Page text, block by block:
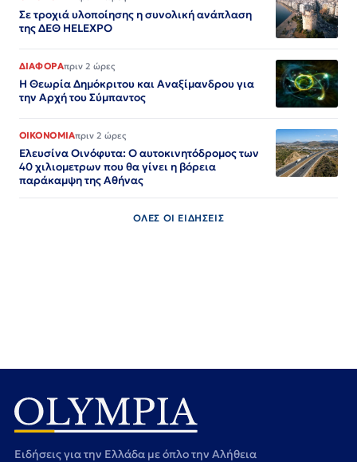
Σε τροχιά υλοποίησης η συνολική ανάπλαση
της ΔΕΘ HELEXPO
ΔΙΑΦΟΡΑπριν 2 ώρες
Η Θεωρία Δημόκριτου και Αναξίμανδρου για
την Αρχή του Σύμπαντος
ΟΙΚΟΝΟΜΙΑπριν 2 ώρες
Ελευσίνα Οινόφυτα: Ο αυτοκινητόδρομος των
40 χιλιομετρων που θα γίνει η βόρεια
παράκαμψη της Αθήνας
ΟΛΕΣ ΟΙ ΕΙΔΗΣΕΙΣ
Ειδήσεις για την Ελλάδα με όπλο την Αλήθεια